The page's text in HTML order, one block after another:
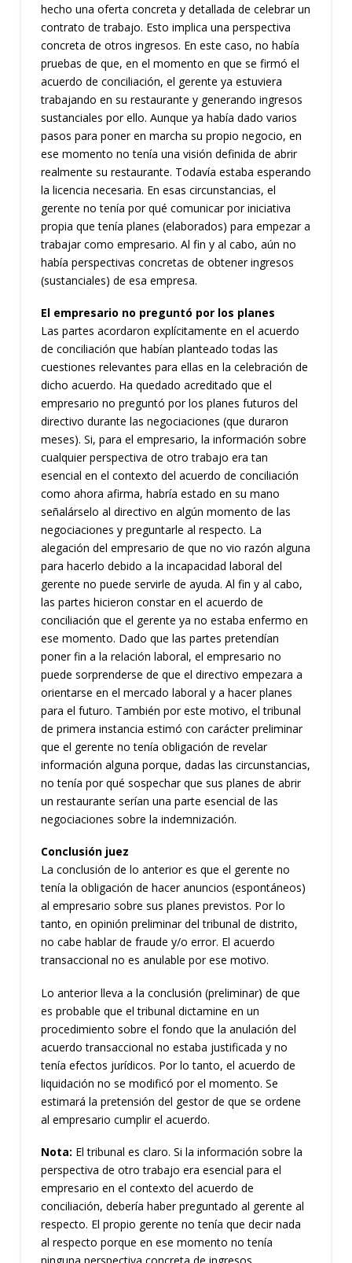
hecho una oferta concreta y detallada de celebrar un
contrato de trabajo. Esto implica una perspectiva
concreta de otros ingresos. En este caso, no había
pruebas de que, en el momento en que se firmó el
acuerdo de conciliación, el gerente ya estuviera
trabajando en su restaurante y generando ingresos
sustanciales por ello. Aunque ya había dado varios
pasos para poner en marcha su propio negocio, en
ese momento no tenía una visión definida de abrir
realmente su restaurante. Todavía estaba esperando
la licencia necesaria. En esas circunstancias, el
gerente no tenía por qué comunicar por iniciativa
propia que tenía planes (elaborados) para empezar a
trabajar como empresario. Al fin y al cabo, aún no
había perspectivas concretas de obtener ingresos
(sustanciales) de esa empresa.
El empresario no preguntó por los planes
Las partes acordaron explícitamente en el acuerdo
de conciliación que habían planteado todas las
cuestiones relevantes para ellas en la celebración de
dicho acuerdo. Ha quedado acreditado que el
empresario no preguntó por los planes futuros del
directivo durante las negociaciones (que duraron
meses). Si, para el empresario, la información sobre
cualquier perspectiva de otro trabajo era tan
esencial en el contexto del acuerdo de conciliación
como ahora afirma, habría estado en su mano
señalárselo al directivo en algún momento de las
negociaciones y preguntarle al respecto. La
alegación del empresario de que no vio razón alguna
para hacerlo debido a la incapacidad laboral del
gerente no puede servirle de ayuda. Al fin y al cabo,
las partes hicieron constar en el acuerdo de
conciliación que el gerente ya no estaba enfermo en
ese momento. Dado que las partes pretendían
poner fin a la relación laboral, el empresario no
puede sorprenderse de que el directivo empezara a
orientarse en el mercado laboral y a hacer planes
para el futuro. También por este motivo, el tribunal
de primera instancia estimó con carácter preliminar
que el gerente no tenía obligación de revelar
información alguna porque, dadas las circunstancias,
no tenía por qué sospechar que sus planes de abrir
un restaurante serían una parte esencial de las
negociaciones sobre la indemnización.
Conclusión juez
La conclusión de lo anterior es que el gerente no
tenía la obligación de hacer anuncios (espontáneos)
al empresario sobre sus planes previstos. Por lo
tanto, en opinión preliminar del tribunal de distrito,
no cabe hablar de fraude y/o error. El acuerdo
transaccional no es anulable por ese motivo.
Lo anterior lleva a la conclusión (preliminar) de que
es probable que el tribunal dictamine en un
procedimiento sobre el fondo que la anulación del
acuerdo transaccional no estaba justificada y no
tenía efectos jurídicos. Por lo tanto, el acuerdo de
liquidación no se modificó por el momento. Se
estimará la pretensión del gestor de que se ordene
al empresario cumplir el acuerdo.
Nota: El tribunal es claro. Si la información sobre la
perspectiva de otro trabajo era esencial para el
empresario en el contexto del acuerdo de
conciliación, debería haber preguntado al gerente al
respecto. El propio gerente no tenía que decir nada
al respecto porque en ese momento no tenía